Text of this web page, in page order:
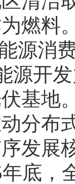
燃料
源消
源开
基地
分布
发展
底，